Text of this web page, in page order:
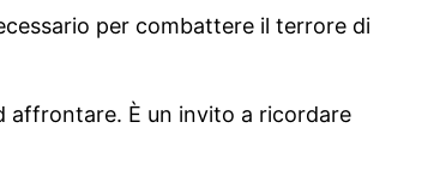
per combattere il terrore di
affrontare. È un invito a ricordare